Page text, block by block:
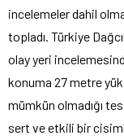
incelemeler dahil
topladı. Türkiye
olay yeri
konuma 27 metre
mümkün olmadığı
sert ve etkili bir